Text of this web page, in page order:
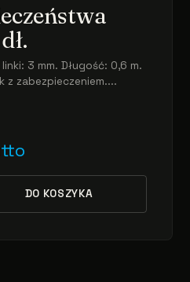
3 mm. Długość: 0,6 m.
z zabezpieczeniem....
DO KOSZYKA